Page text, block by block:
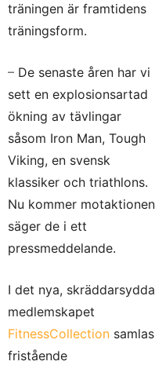
träningen är framtidens
träningsform.
– De senaste åren har vi
sett en explosionsartad
ökning av tävlingar
såsom Iron Man, Tough
Viking, en svensk
klassiker och triathlons.
Nu kommer
säger de i ett
pressmeddelande.
I det nya, skräddarsydda
medlemskapet
FitnessCollection samlas
fristående